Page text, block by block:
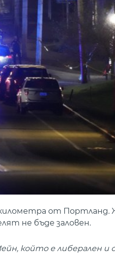
от
не бъде заловен.
който е либерален и